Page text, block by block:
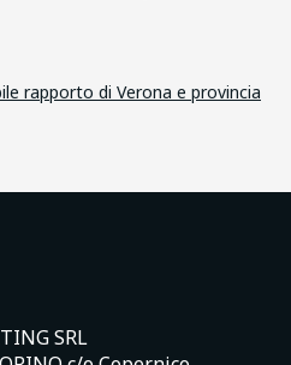
rapporto di Verona e provincia
SRL